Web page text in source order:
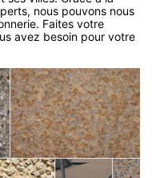
nous pouvons nous
Faites votre
avez besoin pour votre